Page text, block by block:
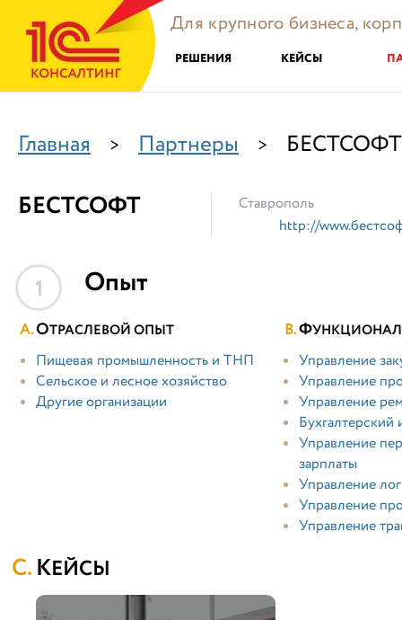
Для крупного бизнеса,
РЕШЕНИЯ КЕЙСЫ
Главная > Партнеры > БЕСТСОФТ
БЕСТСОФТ
Ставрополь
http://
1 Опыт
ОТРАСЛЕВОЙ ОПЫТ
Пищевая промышленность и ТНП
Сельское и лесное хозяйство
Другие организации
Ф
Управление
Управление
Управление
Бухгалтерский
Управление
зарплаты
Управление
Управление
Управление
КЕЙСЫ